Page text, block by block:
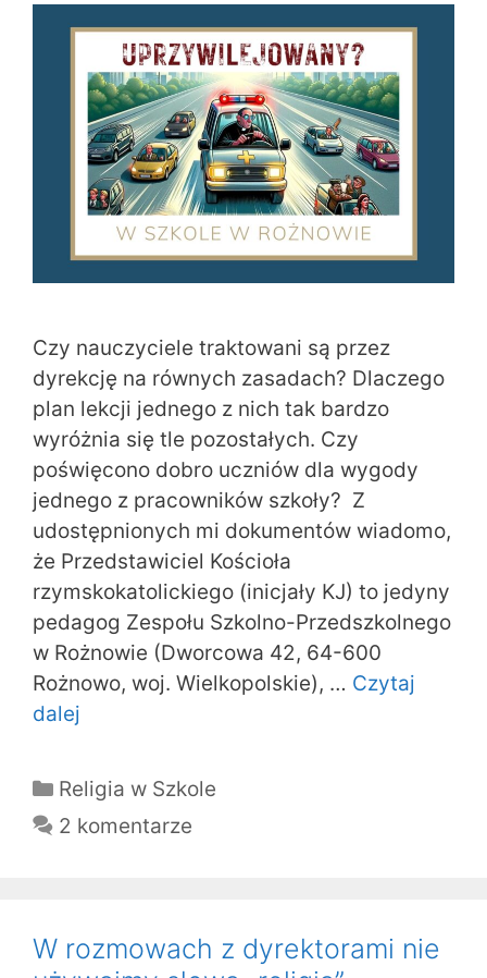
Czy nauczyciele traktowani są przez
dyrekcję na równych zasadach? Dlaczego
plan lekcji jednego z nich tak bardzo
wyróżnia się tle pozostałych. Czy
poświęcono dobro uczniów dla wygody
jednego z pracowników szkoły? Z
udostępnionych mi dokumentów wiadomo,
że Przedstawiciel Kościoła
rzymskokatolickiego (inicjały KJ) to jedyny
pedagog Zespołu Szkolno-Przedszkolnego
w Rożnowie (Dworcowa 42, 64-600
Rożnowo, woj. Wielkopolskie), … Czytaj
dalej
Kategorie
Religia w Szkole
2 komentarze
W rozmowach z dyrektorami nie